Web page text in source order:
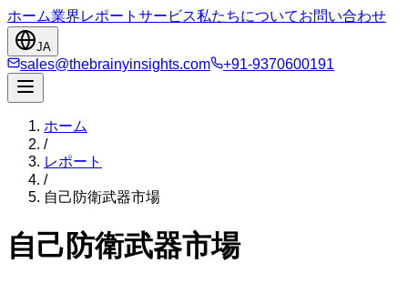
ホーム業界レポート サービス私たちについてお問い合わせ
JA
sales@thebrainyinsights.com +91-9370600191
ホーム
/
レポート
/
自己防衛武器市場
自己防衛武器市場